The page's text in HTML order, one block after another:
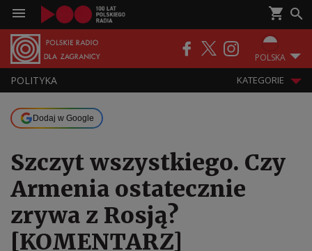
POLSKA
POLITYKA KATEGORIE
Dodaj w Google
Szczyt wszystkiego. Czy
Armenia ostatecznie
zrywa z Rosją?
[KOMENTARZ]